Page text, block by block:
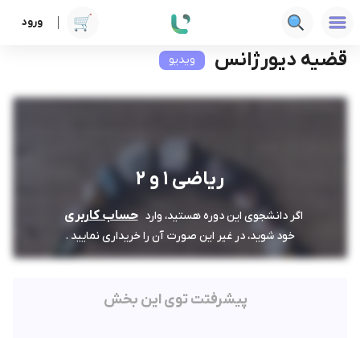
ورود دوره ها فنی‌ومهندسی قضیه دیورژانس
قضیه دیورژانس ویدیو
ریاضی 1 و 2
اگر دانشجوی این دوره هستید، وارد حساب کاربری
خود شوید، در غیر این صورت آن را خریداری نمایید .
پیشرفتت توی این بخش